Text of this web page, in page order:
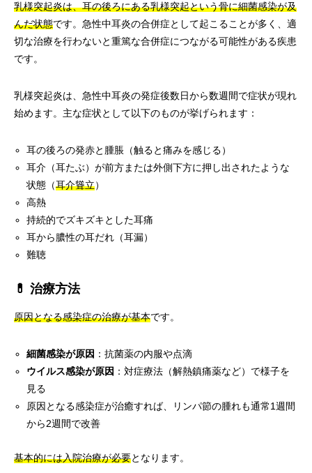
乳様突起炎は、耳の後ろにある乳様突起という骨に細菌感染が及
んだ状態です。急性中耳炎の合併症として起こることが多く、適
切な治療を行わないと重篤な合併症につながる可能性がある疾患
です。
乳様突起炎は、急性中耳炎の発症後数日から数週間で症状が現れ
始めます。主な症状として以下のものが挙げられます：
耳の後ろの発赤と腫脹（触ると痛みを感じる）
耳介（耳たぶ）が前方または外側下方に押し出されたような
状態（耳介聳立）
高熱
持続的でズキズキとした耳痛
耳から膿性の耳だれ（耳漏）
難聴
💊 治療方法
原因となる感染症の治療が基本です。
細菌感染が原因 ：抗菌薬の内服や点滴
ウイルス感染が原因 ：対症療法（解熱鎮痛薬など）で様子を
見る
原因となる感染症が治癒すれば、リンパ節の腫れも通常1週間
から2週間で改善
基本的には入院治療が必要となります。